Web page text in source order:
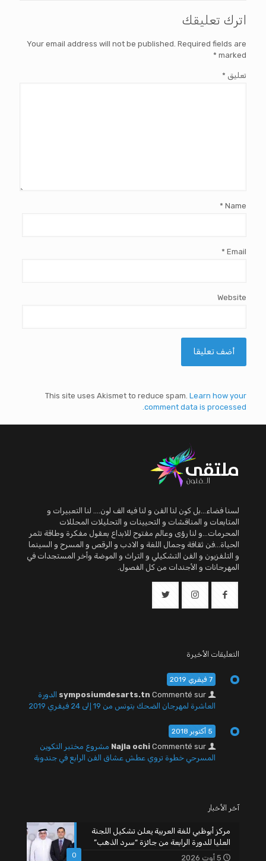
اترك تعليقك
Your email address will not be published. Required fields are
marked
*
تعليق *
Name
*
Email
*
Website
This site uses Akismet to reduce spam. Learn how your
comment data is processed.
لسنا فضاء...بل كون لنا الفن و لنا فيه الف لون.... لنا التعبيرات و
المتابعات و المناقشات و التحيينات و التحليلات المحللات
المحرمات...و لنا رؤى وعالم مفتوح للابداع بعقول مفكرة وطاقة تثمر
الحياة...فن ثقافة وجمال اللغة و الادب و الرقص و المسرح و السينما
و التلفزيون و الفن التشكيلي و التراث و الموضة وأخر المستجدات في
المهرجانات و الأجندات من كل الفصول.
التعليقات الأخيرة
7 فيفري 2019
symposiumdesarts.tn Commenté sur
الدورة
العاشرة لمهرجان الضحك بتونس من 19 إلى 24 فيفري 2019
5 أكتوبر 2018
Najla ochi Commenté sur
مشروع مختبر التكوين
المسرحي خطوة تروي عطش عشاق الفن الرابع في جندوبة
آخر الأخبار
0
مركز أبوظبي للغة العربية يعلن تشكيل اللجنة
العليا للدورة الرابعة من جائزة “سرد الذهب”
5 أوت 2026